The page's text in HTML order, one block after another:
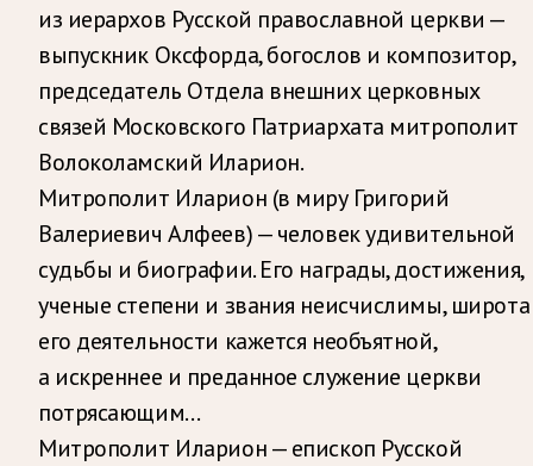
из иерархов Русской православной церкви —
выпускник Оксфорда, богослов и композитор,
председатель Отдела внешних церковных
связей Московского Патриархата митрополит
Волоколамский Иларион.
Митрополит Иларион (в миру Григорий
Валериевич Алфеев) — человек удивительной
судьбы и биографии. Его награды, достижения,
ученые степени и звания неисчислимы, широта
его деятельности кажется необъятной,
а искреннее и преданное служение церкви
потрясающим…
Митрополит Иларион — епископ Русской